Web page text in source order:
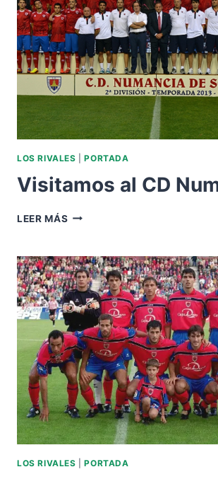
LOS RIVALES |PORTADA
Visitamos al CD
LEER MÁS VISITAMOS
NUMANCIA
LOS RIVALES |PORTADA